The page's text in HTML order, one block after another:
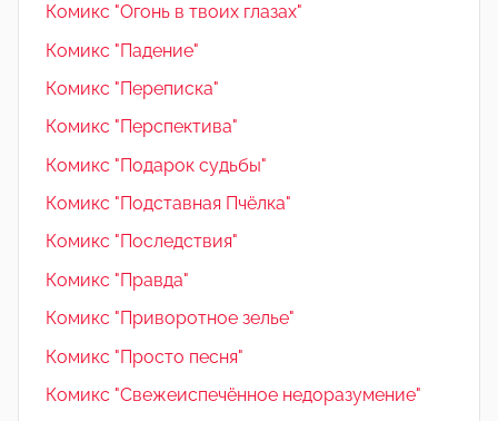
Комикс "Огонь в твоих глазах"
Комикс "Падение"
Комикс "Переписка"
Комикс "Перспектива"
Комикс "Подарок судьбы"
Комикс "Подставная Пчёлка"
Комикс "Последствия"
Комикс "Правда"
Комикс "Приворотное зелье"
Комикс "Просто песня"
Комикс "Свежеиспечённое недоразумение"